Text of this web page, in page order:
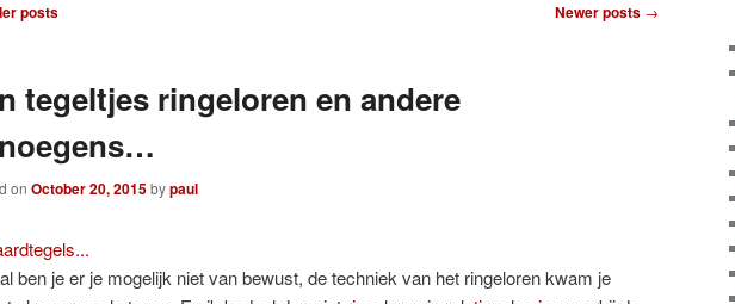
posts Newer posts →
tegeltjes ringeloren en andere
on October 20, 2015bypaul
ben je er je mogelijk niet van bewust, de techniek van het ringeloren kwam je